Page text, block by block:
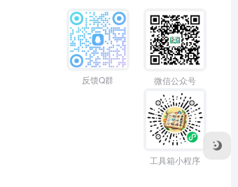
反馈Q群 微信公众号
工具箱小程序